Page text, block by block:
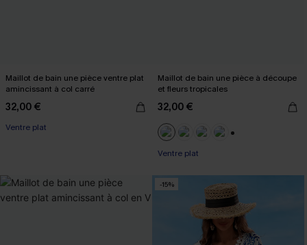
Maillot de bain une pièce ventre plat
amincissant à col carré
32,00 €
Ventre plat
Maillot de bain une pièce à découpe
et fleurs tropicales
32,00 €
Ventre plat
-15%